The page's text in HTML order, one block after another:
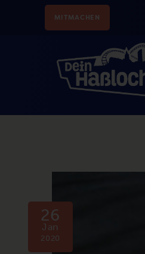
MITMACHEN
26
Jan
2020